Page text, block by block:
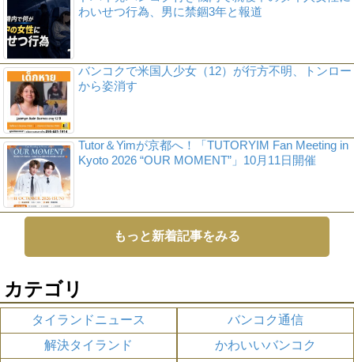
わいせつ行為、男に禁錮3年と報道
バンコクで米国人少女（12）が行方不明、トンロー
から姿消す
Tutor＆Yimが京都へ！「TUTORYIM Fan Meeting in
Kyoto 2026 “OUR MOMENT”」10月11日開催
もっと新着記事をみる
カテゴリ
タイランドニュース
バンコク通信
解決タイランド
かわいいバンコク